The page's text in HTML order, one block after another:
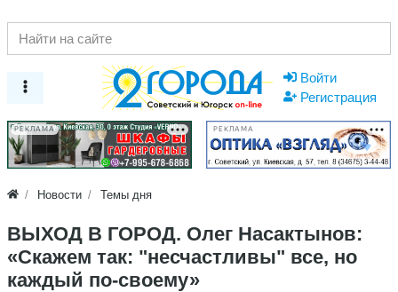
Войти
Регистрация
РЕКЛАМА РЕКЛАМА
Новости Темы дня
ВЫХОД В ГОРОД. Олег Насактынов:
«Скажем так: "несчастливы" все, но
каждый по-своему»